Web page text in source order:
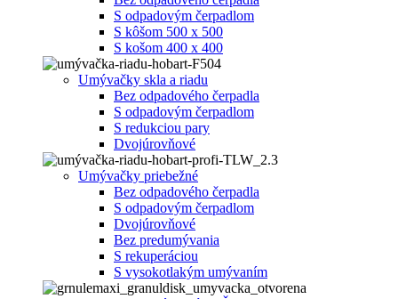
S odpadovým čerpadlom
S kôšom 500 x 500
S košom 400 x 400
Umývačky skla a riadu
Bez odpadového čerpadla
S odpadovým čerpadlom
S redukciou pary
Dvojúrovňové
Umývačky priebežné
Bez odpadového čerpadla
S odpadovým čerpadlom
Dvojúrovňové
Bez predumývania
S rekuperáciou
S vysokotlakým umývaním